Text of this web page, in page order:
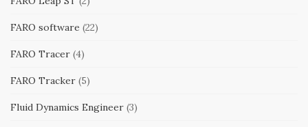
FARO software (22)
FARO Tracer (4)
FARO Tracker (5)
Fluid Dynamics Engineer (3)